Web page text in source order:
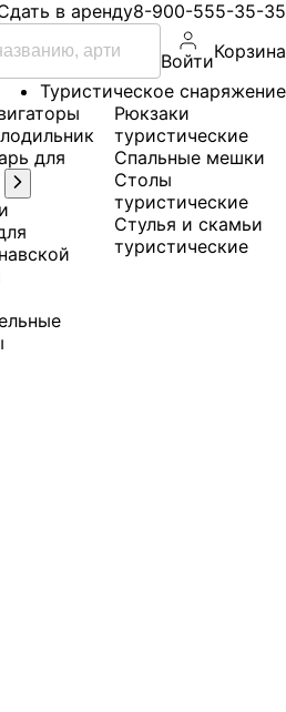
в аренду8-900-555-35-35
ВойтиКорзина
Туристическое снаряжение
для
Рюкзаки
туристические
Спальные мешки
Столы
туристические
Стулья и скамьи
туристические